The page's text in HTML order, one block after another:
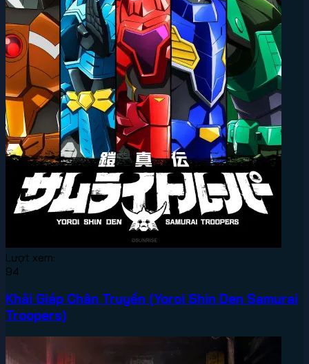
Lượt xem:
94
Khải Giáp Chân Truyền (Yoroi Shin Den Samurai
Troopers)